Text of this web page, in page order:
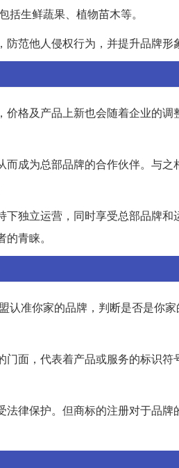
生鲜蔬果、植物苗木等。
范他人侵权行为，并提升品牌形
格及产品上新也会随着企业的
成为总部品牌的合作伙伴。与
独立运营，同时享受总部品牌
青睐。
准你家的品牌，判断是否是你
面，代表着产品或服务的标识
律保护。但商标的注册对于品